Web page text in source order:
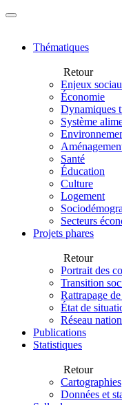
Thématiques
Retour
Enjeux
Économie
Dynamiques
Système
Santé
Éducation
Culture
Logement
Secteurs
Projets phares
Retour
Portrait des
Transition
Rattrapage
État de
Réseau
Publications
Statistiques
Retour
Cartographies
Données et